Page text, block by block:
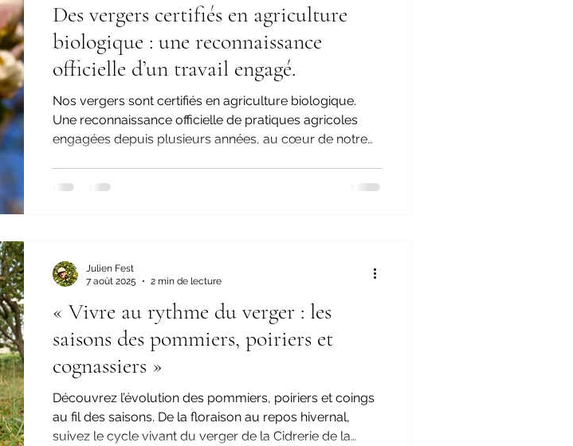
Des vergers certifiés en agriculture
biologique : une reconnaissance
officielle d’un travail engagé.
Nos vergers sont certifiés en agriculture biologique.
Une reconnaissance officielle de pratiques agricoles
engagées depuis plusieurs années, au cœur de notre
« Vivre au rythme du verger : les
saisons des pommiers, poiriers et
cognassiers »
Découvrez l’évolution des pommiers, poiriers et coings
au fil des saisons. De la floraison au repos hivernal,
suivez le cycle vivant du verger de la Cidrerie de la
Julien Fest
7 août 2025
2 min de lecture